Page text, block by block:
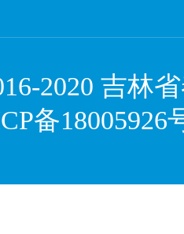
2020 吉林
备18005926